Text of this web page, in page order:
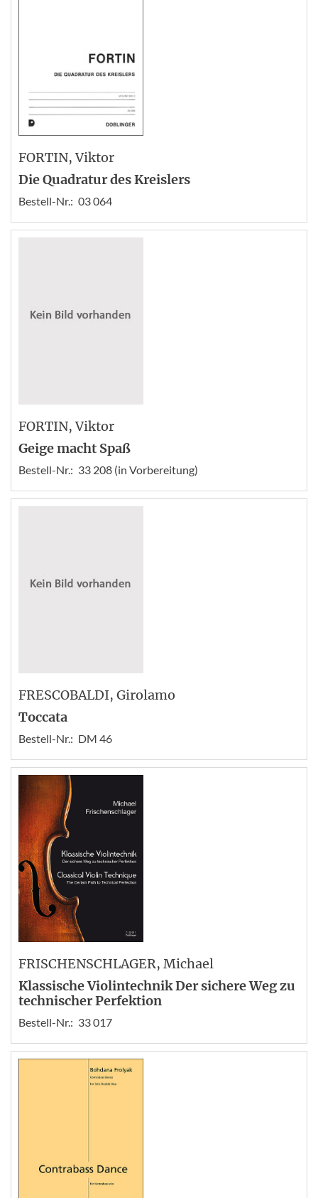
FORTIN, Viktor
Die Quadratur des Kreislers
Bestell-Nr.: 03 064
FORTIN, Viktor
Geige macht Spaß
Bestell-Nr.: 33 208 (in Vorbereitung)
FRESCOBALDI, Girolamo
Toccata
Bestell-Nr.: DM 46
FRISCHENSCHLAGER, Michael
Klassische Violintechnik Der sichere Weg zu
technischer Perfektion
Bestell-Nr.: 33 017